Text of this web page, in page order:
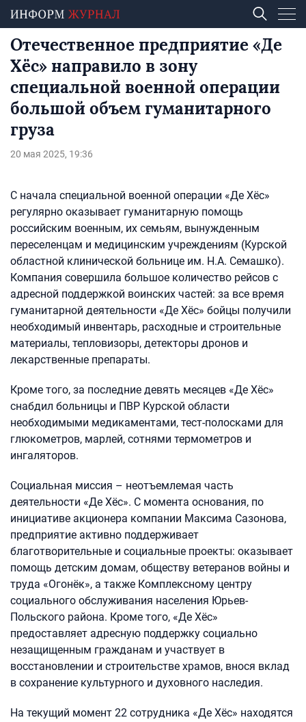
Отечественное предприятие «Де
Хёс» направило в зону
специальной военной операции
большой объем гуманитарного
груза
20 мая 2025, 19:36
С начала специальной военной операции «Де Хёс»
регулярно оказывает гуманитарную помощь
российским военным, их семьям, вынужденным
переселенцам и медицинским учреждениям (Курской
областной клинической больнице им. Н.А. Семашко).
Компания совершила большое количество рейсов с
адресной поддержкой воинских частей: за все время
гуманитарной деятельности «Де Хёс» бойцы получили
необходимый инвентарь, расходные и строительные
материалы, тепловизоры, детекторы дронов и
лекарственные препараты.
Кроме того, за последние девять месяцев «Де Хёс»
снабдил больницы и ПВР Курской области
необходимыми медикаментами, тест-полосками для
глюкометров, марлей, сотнями термометров и
ингаляторов.
Социальная миссия – неотъемлемая часть
деятельности «Де Хёс». С момента основания, по
инициативе акционера компании Максима Сазонова,
предприятие активно поддерживает
благотворительные и социальные проекты: оказывает
помощь детским домам, обществу ветеранов войны и
труда «Огонёк», а также Комплексному центру
социального обслуживания населения Юрьев-
Польского района. Кроме того, «Де Хёс»
предоставляет адресную поддержку социально
незащищенным гражданам и участвует в
восстановлении и строительстве храмов, внося вклад
в сохранение культурного и духовного наследия.
На текущий момент 22 сотрудника «Де Хёс» находятся